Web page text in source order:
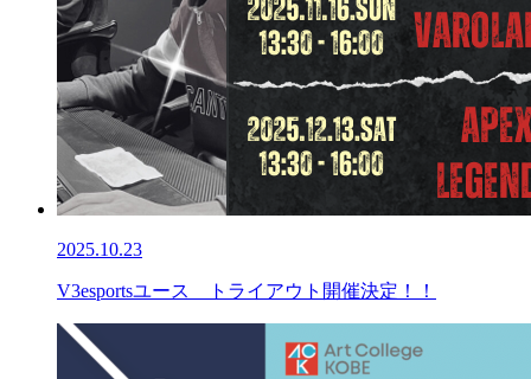
2025.10.23
V3esportsユース トライアウト開催決定！！